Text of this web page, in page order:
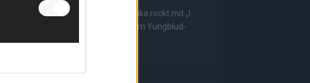
The Masked Singer: Muuhnika rockt mit „I
Was Made For Loving You“ im Yungblud-